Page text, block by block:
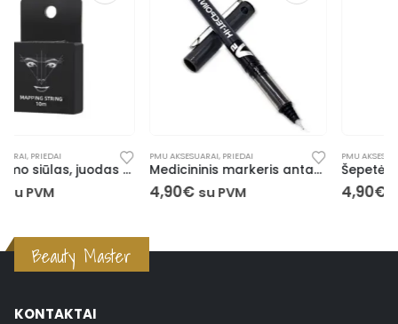
PMU AKSESUARAI
Medicininis markeris antakiams (juodas)
4,90€
PMU AKSESUARAI
Šepetėliai (50 vnt.)
4,90€
Beauty Master
KONTAKTAI